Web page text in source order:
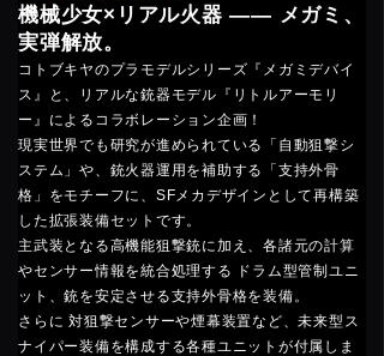
機械少女×リアル火器 ―― メガミ、
実弾解放。
コトブキヤのプラモデルシリーズ『メガミデバイ
ス』と、リアルな銃器モデル『リトルアーモリ
ー』によるコラボレーション企画！
現実世界でも研究が進められている「自動狙撃シ
ステム」や、銃火器運用を補助する「支持外骨
格」をモチーフに、SFメカデザインとして再構築
した拡張装備セットです。
主武装となる高機能狙撃銃に加え、各諸元の計算
センサー情報を統合処理する ドラム型管制ユニ
ット、銃を安定させる支持外骨格を装備。
さらに 対狙撃センサーや煙幕装置など、未来型ス
ナイパー装備を構成する各種ユニットが付属しま